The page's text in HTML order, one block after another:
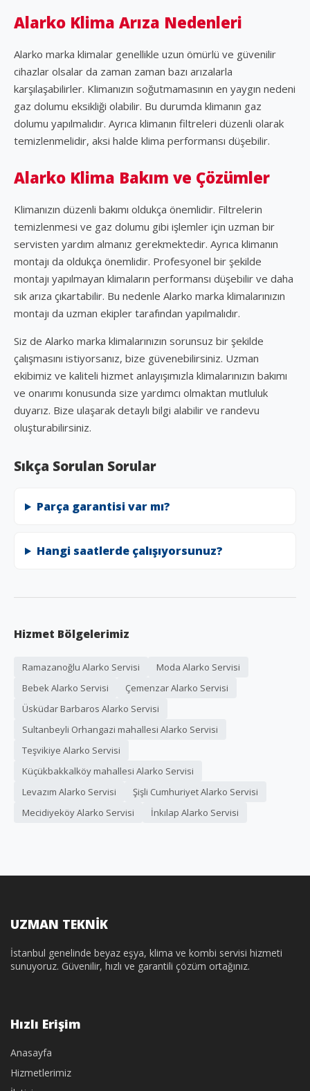
Alarko Klima Arıza Nedenleri
Alarko marka klimalar genellikle uzun ömürlü ve güvenilir
cihazlar olsalar da zaman zaman bazı arızalarla
karşılaşabilirler. Klimanızın soğutmamasının en yaygın nedeni
gaz dolumu eksikliği olabilir. Bu durumda klimanın gaz
dolumu yapılmalıdır. Ayrıca klimanın filtreleri düzenli olarak
temizlenmelidir, aksi halde klima performansı düşebilir.
Alarko Klima Bakım ve Çözümler
Klimanızın düzenli bakımı oldukça önemlidir. Filtrelerin
temizlenmesi ve gaz dolumu gibi işlemler için uzman bir
servisten yardım almanız gerekmektedir. Ayrıca klimanın
montajı da oldukça önemlidir. Profesyonel bir şekilde
montajı yapılmayan klimaların performansı düşebilir ve daha
sık arıza çıkartabilir. Bu nedenle Alarko marka klimalarınızın
montajı da uzman ekipler tarafından yapılmalıdır.
Siz de Alarko marka klimalarınızın sorunsuz bir şekilde
çalışmasını istiyorsanız, bize güvenebilirsiniz. Uzman
ekibimiz ve kaliteli hizmet anlayışımızla klimalarınızın bakımı
ve onarımı konusunda size yardımcı olmaktan mutluluk
duyarız. Bize ulaşarak detaylı bilgi alabilir ve randevu
oluşturabilirsiniz.
Sıkça Sorulan Sorular
Parça garantisi var mı?
Hangi saatlerde çalışıyorsunuz?
Hizmet Bölgelerimiz
Ramazanoğlu Alarko Servisi
Moda Alarko Servisi
Bebek Alarko Servisi
Çemenzar Alarko Servisi
Üsküdar Barbaros Alarko Servisi
Sultanbeyli Orhangazi mahallesi Alarko Servisi
Teşvikiye Alarko Servisi
Küçükbakkalköy mahallesi Alarko Servisi
Levazım Alarko Servisi
Şişli Cumhuriyet Alarko Servisi
Mecidiyeköy Alarko Servisi
İnkılap Alarko Servisi
UZMAN TEKNİK
İstanbul genelinde beyaz eşya, klima ve kombi servisi hizmeti
sunuyoruz. Güvenilir, hızlı ve garantili çözüm ortağınız.
Hızlı Erişim
Anasayfa
Hizmetlerimiz